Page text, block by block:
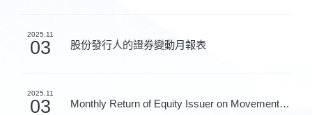
2025.11
03 股份發行人的證券變動月報表
2025.11
03 Monthly Return of Equity Issuer on Movements in Secur...